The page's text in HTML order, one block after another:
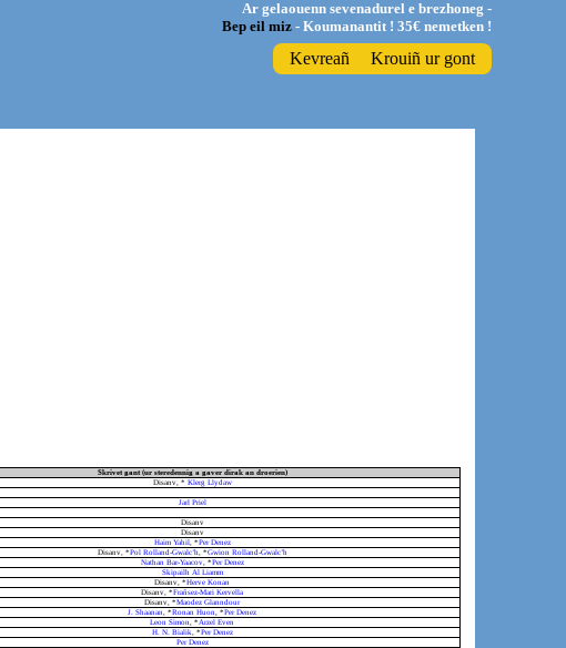
Ar gelaouenn sevenadurel e brezhoneg -
Bep eil miz- Koumanantit ! 35€ nemetken !
Kevreañ Krouiñ ur gont
Skrivet gant (ur steredennig a gaver dirak an droerien)
Disanv, * Klerg Llydaw
Jarl Priel
Disanv
Disanv
Haim Yahil, *Per Denez
Disanv, *Pol Rolland-Gwalc’h , *Gwion Rolland-Gwalc’h
Nathan Bar-Yaacov, *Per Denez
Skipailh Al Liamm
Disanv, *Herve Konan
Disanv, *Frañsez-Mari Kervella
Disanv, *Maodez Glanndour
J. Shaanan , *Ronan Huon , *Per Denez
Leon Simon , * Arzel Even
H. N. Bialik , *Per Denez
Per Denez